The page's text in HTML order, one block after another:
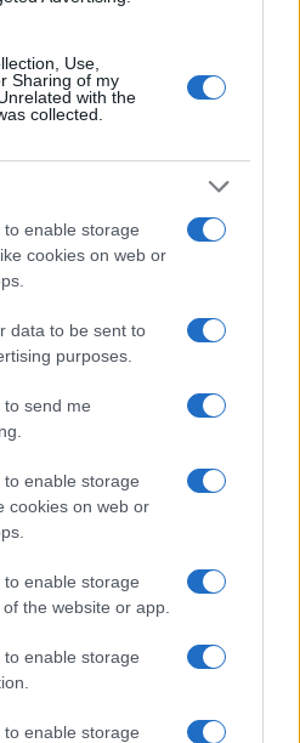
Use,
Sharing of my
with the
collected.
enable storage
cookies on web or
data to be sent to
purposes.
to send me
enable storage
cookies on web or
enable storage
the website or app.
enable storage
enable storage